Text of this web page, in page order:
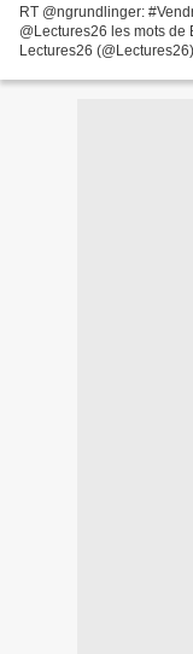
RT @ngrundlinger:
@Lectures26 les mots de
Lectures26